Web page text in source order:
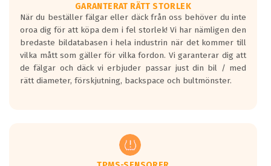
GARANTERAT RÄTT STORLEK
När du beställer fälgar eller däck från oss behöver du inte
oroa dig för att köpa dem i fel storlek! Vi har nämligen den
bredaste bildatabasen i hela industrin när det kommer till
vilka mått som gäller för vilka fordon. Vi garanterar dig att
de fälgar och däck vi erbjuder passar just din bil / med
rätt diameter, förskjutning, backspace och bultmönster.